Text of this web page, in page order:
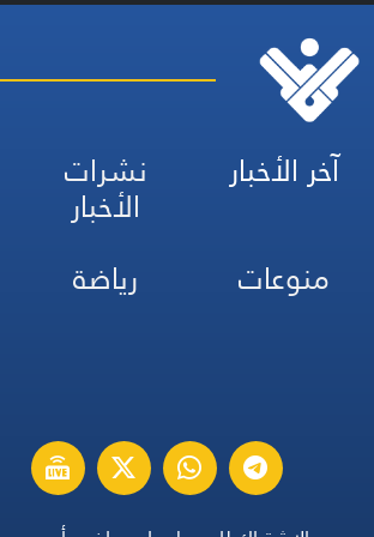
آخر الأخبار نشرات
الأخبار
منوعات
رياضة